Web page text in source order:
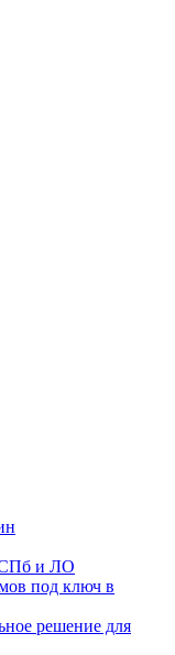
СПб и ЛО
под ключ в
решение для